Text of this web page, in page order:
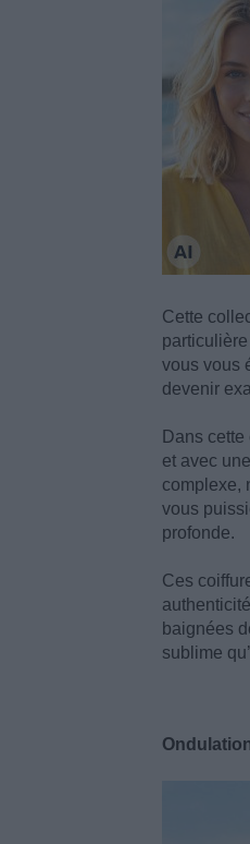
Cette
vous vous
devenir
Dans
et avec
complexe,
vous
profonde.
Ces
baignées
sublime